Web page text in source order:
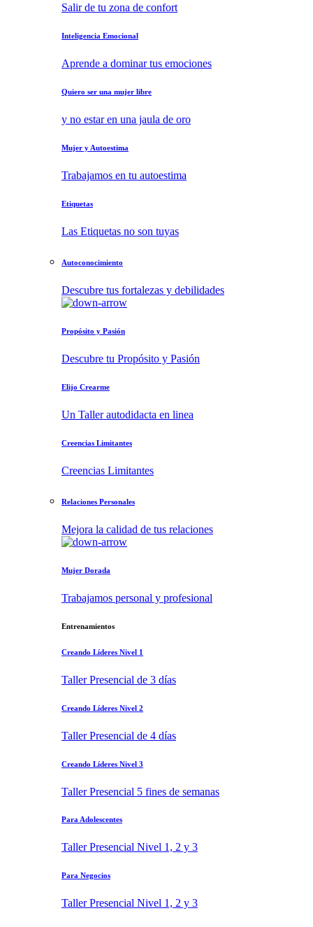
Salir de tu zona de confort
Inteligencia Emocional
Aprende a dominar tus emociones
Quiero ser una mujer libre
y no estar en una jaula de oro
Mujer y Autoestima
Trabajamos en tu autoestima
Etiquetas
Las Etiquetas no son tuyas
Autoconocimiento
Descubre tus fortalezas y debilidades
Propósito y Pasión
Descubre tu Propósito y Pasión
Elijo Crearme
Un Taller autodidacta en linea
Creencias Limitantes
Creencias Limitantes
Relaciones Personales
Mejora la calidad de tus relaciones
Mujer Dorada
Trabajamos personal y profesional
Entrenamientos
Creando Líderes Nivel 1
Taller Presencial de 3 días
Creando Líderes Nivel 2
Taller Presencial de 4 días
Creando Líderes Nivel 3
Taller Presencial 5 fines de semanas
Para Adolescentes
Taller Presencial Nivel 1, 2 y 3
Para Negocios
Taller Presencial Nivel 1, 2 y 3